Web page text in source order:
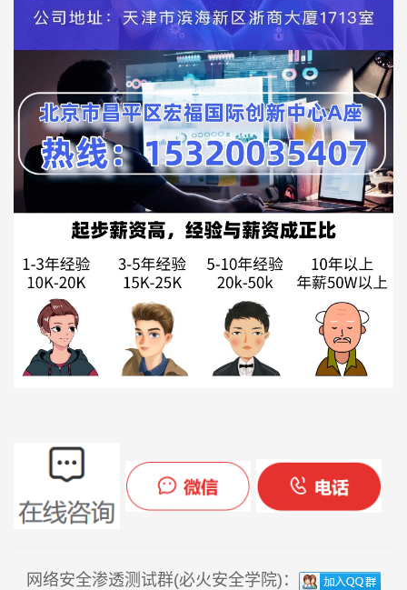
网络安全渗透测试群(必火安全学院)：